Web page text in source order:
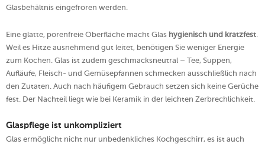
Glasbehältnis eingefroren werden.
Eine glatte, porenfreie Oberfläche macht Glas hygienisch und kratzfest
Weil es Hitze ausnehmend gut leitet, benötigen Sie weniger Energie
zum Kochen. Glas ist zudem geschmacksneutral – Tee, Suppen,
Aufläufe, Fleisch- und Gemüsepfannen schmecken ausschließlich nach
den Zutaten. Auch nach häufigem Gebrauch setzen sich keine Gerüche
fest. Der Nachteil liegt wie bei Keramik in der leichten Zerbrechlichkeit.
Glaspflege ist unkompliziert
Glas ermöglicht nicht nur unbedenkliches Kochgeschirr, es ist auch